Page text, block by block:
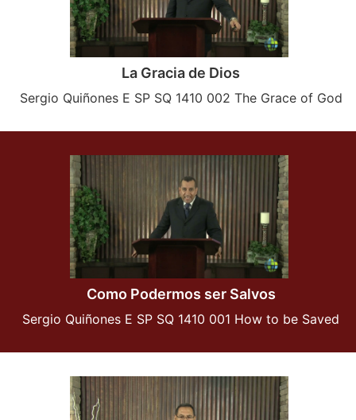
La Gracia de Dios
Sergio Quiñones E SP SQ 1410 002 The Grace of God
Como Podermos ser Salvos
Sergio Quiñones E SP SQ 1410 001 How to be Saved